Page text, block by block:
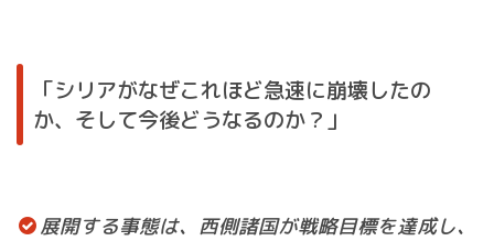
「シリアがなぜこれほど急速に崩壊したの
か、そして今後どうなるのか？」
展開する事態は、西側諸国が戦略目標を達成し、